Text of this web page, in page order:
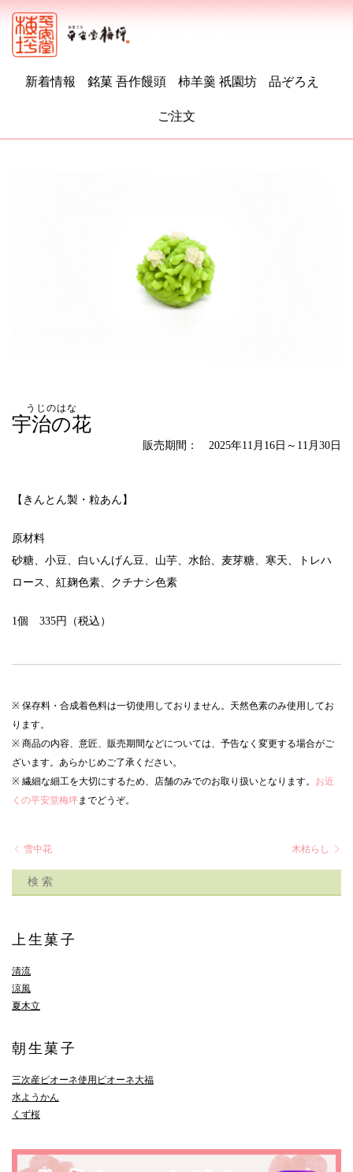
新着情報 銘菓 吾作饅頭 柿羊羹 祇園坊 品ぞろえ
ご注文
宇治の花
うじのはな
販売期間： 2025年11月16日～11月30日
【きんとん製・粒あん】
原材料
砂糖、小豆、白いんげん豆、山芋、水飴、麦芽糖、寒天、トレハ
ロース、紅麹色素、クチナシ色素
1個 335円（税込）
※ 保存料・合成着色料は一切使用しておりません。天然色素のみ使用してお
ります。
※ 商品の内容、意匠、販売期間などについては、予告なく変更する場合がご
ざいます。あらかじめご了承ください。
※ 繊細な細工を大切にするため、店舗のみでのお取り扱いとなります。 お近
くの平安堂梅坪までどうぞ。
雪中花 木枯らし
上生菓子
清流
涼風
夏木立
朝生菓子
三次産ピオーネ使用 ピオーネ大福
水ようかん
くず桜